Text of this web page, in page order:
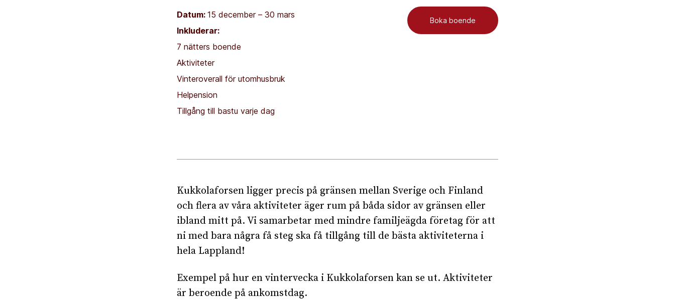
Datum: 15 december – 30 mars
Inkluderar:
7 nätters boende
Aktiviteter
Vinteroverall för utomhusbruk
Helpension
Tillgång till bastu varje dag
Boka boende
Kukkolaforsen ligger precis på gränsen mellan Sverige och Finland
och flera av våra aktiviteter äger rum på båda sidor av gränsen eller
ibland mitt på. Vi samarbetar med mindre familjeägda företag för att
ni med bara några få steg ska få tillgång till de bästa aktiviteterna i
hela Lappland!
Exempel på hur en vintervecka i Kukkolaforsen kan se ut. Aktiviteter
är beroende på ankomstdag.